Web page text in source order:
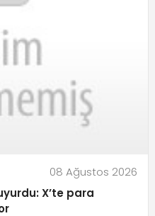
08 Ağustos 2026
X’te para